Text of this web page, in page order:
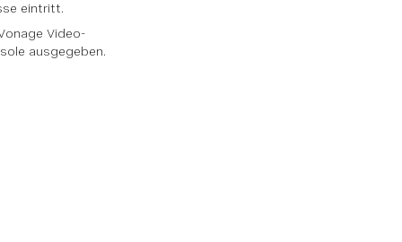
eintritt.
Video-
ausgegeben.